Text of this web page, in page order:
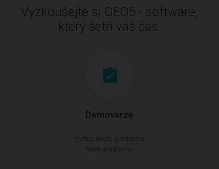
Vyzkoušejte si GEO5 - software,
který šetří váš čas.
Demoverze